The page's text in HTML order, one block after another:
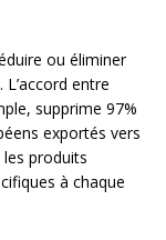
ou éliminer
entre
supprime 97%
exportés vers
les produits
à chaque